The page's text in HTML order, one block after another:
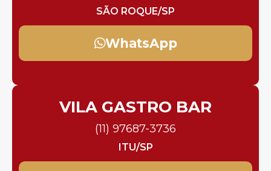
SÃO ROQUE/SP
WhatsApp
VILA GASTRO BAR
(11) 97687-3736
ITU/SP